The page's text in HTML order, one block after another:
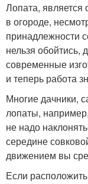
Лопата, является
в огороде,
принадлежности
нельзя обойтись,
современные
и теперь работа
Многие дачники,
лопаты,
не надо
середине
движением вы
Если